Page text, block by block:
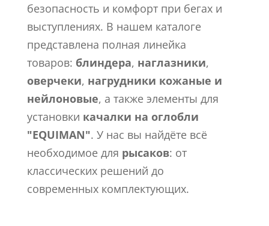
безопасность и комфорт при бегах и
выступлениях. В нашем каталоге
представлена полная линейка
товаров: блиндера, наглазники,
оверчеки, нагрудники кожаные и
нейлоновые, а также элементы для
установки качалки на оглобли
"EQUIMAN". У нас вы найдёте всё
необходимое для рысаков: от
классических решений до
современных комплектующих.